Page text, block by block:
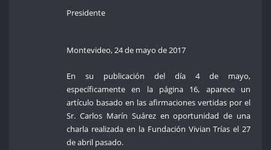
Presidente
Montevideo, 24 de mayo de 2017
En su publicación del día 4 de mayo,
específicamente en la página 16, aparece un
artículo basado en las afirmaciones vertidas por el
Sr. Carlos Marín Suárez en oportunidad de una
charla realizada en la Fundación Vivian Trías el 27
de abril pasado.